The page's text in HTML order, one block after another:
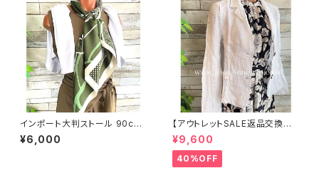
インポート大判ストール 90cm
大判スクエア Silk Feeling お
しゃれスカーフ/グリーン
¥6,000
【アウトレットSALE返品交換不
可8/20まで】イタリア製サマー
ジャケット｜Made in ITALY｜
リネン麻 飾りエリ ジャケット/ホ
ワイト
¥9,600
40%OFF